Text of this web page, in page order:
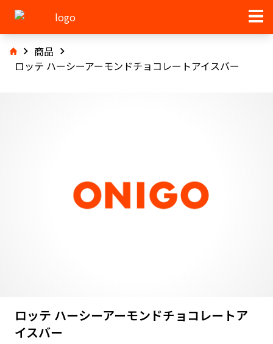
商品
ロッテ ハーシーアーモンドチョコレートアイスバー
ロッテ ハーシーアーモンドチョコレートア
イスバー